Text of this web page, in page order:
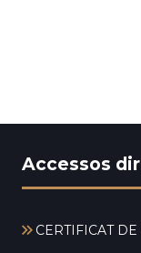
Accessos
CERTIFICAT DE